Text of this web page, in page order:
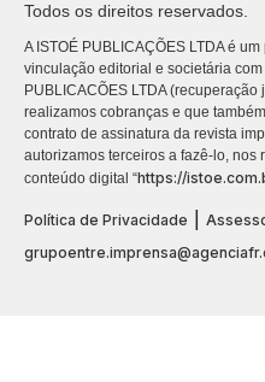
Todos os direitos reservados.
A ISTOÉ PUBLICAÇÕES LTDA é
vinculação editorial e societária
PUBLICACÕES LTDA
realizamos cobranças e que
contrato de assinatura da revista
autorizamos terceiros a fazê-lo,
conteúdo digital “https://
Política de Privacidade